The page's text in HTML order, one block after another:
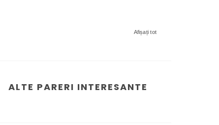
Afișați tot
ALTE PARERI INTERESANTE